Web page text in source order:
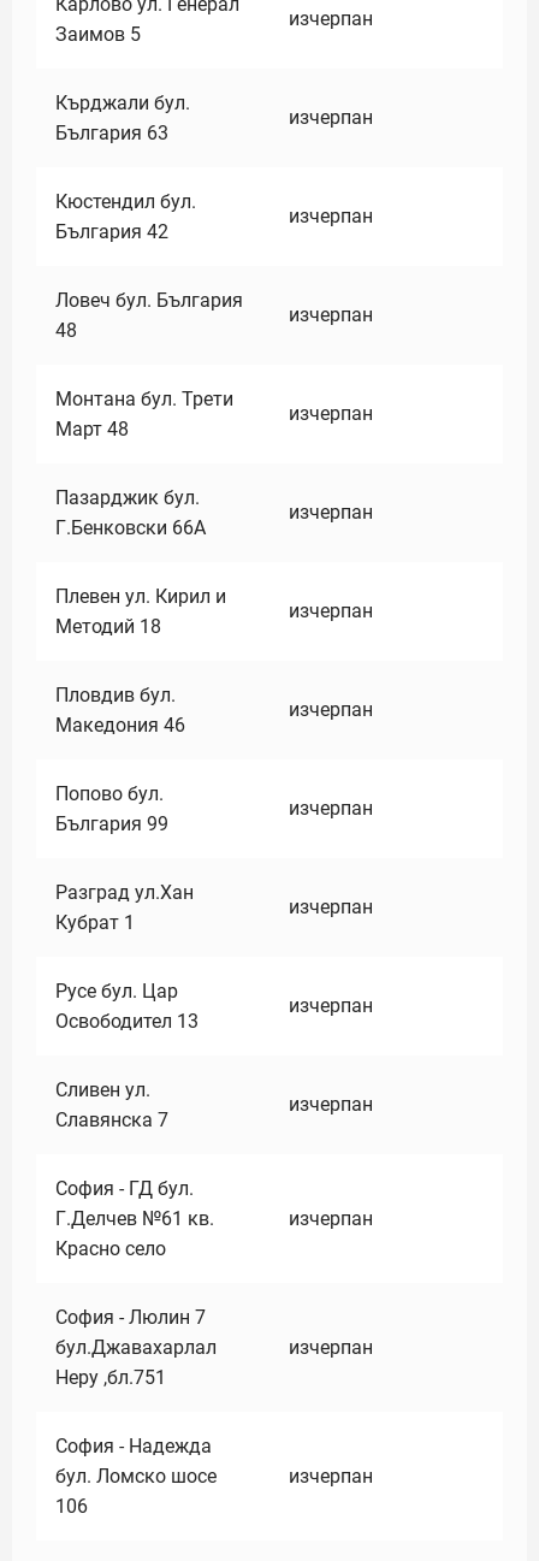
Заимов 5
изчерпан
Кърджали бул.
България 63
изчерпан
Кюстендил бул.
България 42
изчерпан
Ловеч бул. България
48
изчерпан
Монтана бул. Трети
Март 48
изчерпан
Пазарджик бул.
Г.Бенковски 66А
изчерпан
Плевен ул. Кирил и
Методий 18
изчерпан
Пловдив бул.
Македония 46
изчерпан
Попово бул.
България 99
изчерпан
Разград ул.Хан
Кубрат 1
изчерпан
Русе бул. Цар
Освободител 13
изчерпан
Сливен ул.
Славянска 7
изчерпан
София - ГД бул.
Г.Делчев №61 кв.
Красно село
изчерпан
София - Люлин 7
бул.Джавахарлал
Неру ,бл.751
изчерпан
София - Надежда
бул. Ломско шосе
106
изчерпан